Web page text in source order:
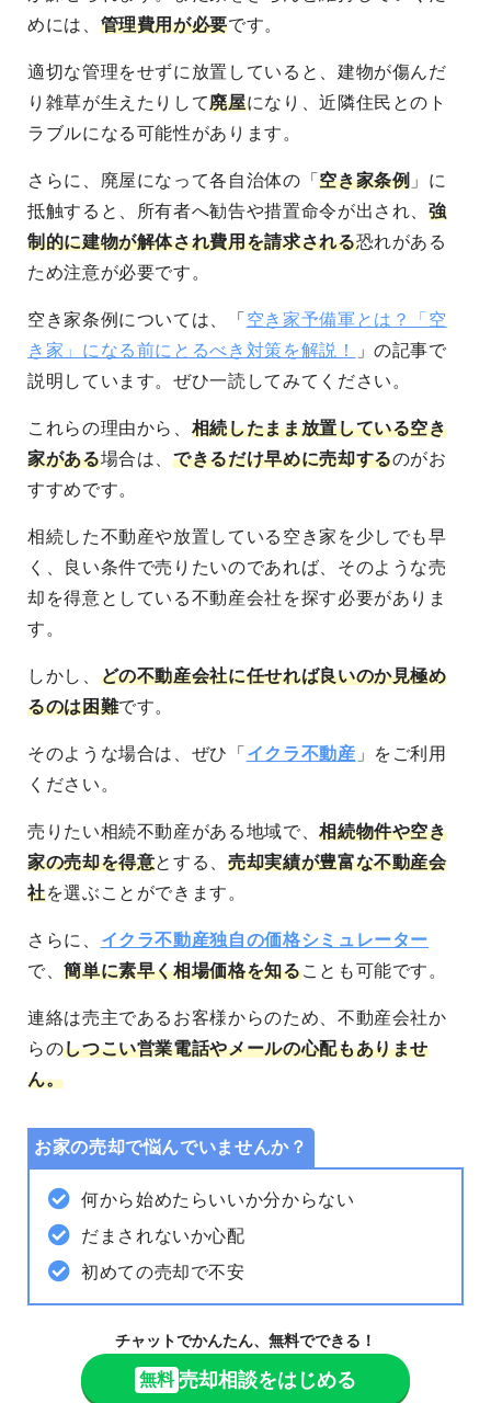
めには、 管理費用が必要です。
適切な管理をせずに放置していると、建物が傷んだ
り雑草が生えたりして廃屋になり、近隣住民とのト
ラブルになる可能性があります。
さらに、廃屋になって各自治体の「空き家条例 」に
抵触すると、
所有者へ勧告や措置命令が出され、強
制的に建物が解体され費用を請求される恐れがある
ため注意が必要です。
空き家条例については、「 空き家予備軍とは？「空
き家」になる前にとるべき対策を解説！
」の記事で
説明しています。ぜひ一読してみてください。
これらの理由から、 相続したまま放置している空き
家がある場合は、できるだけ早めに売却するのがお
すすめです。
相続した不動産や放置している空き家を少しでも早
く、良い条件で売りたいのであれば、そのような売
却を得意としている不動産会社を探す必要がありま
す。
しかし、 どの不動産会社に任せれば良いのか見極め
るのは困難です。
そのような場合は、ぜひ「 イクラ不動産 」をご利用
ください。
売りたい相続不動産がある地域で、相続物件や空き
家の売却を得意とする、売却実績が豊富な不動産会
社を選ぶことができます。
さらに、 イクラ不動産独自の価格シミュレーター
で、簡単に素早く相場価格を知ることも可能です。
連絡は売主であるお客様からのため、不動産会社か
らのしつこい営業電話やメールの心配もありませ
ん。
お家の売却で悩んでいませんか？
何から始めたらいいか分からない
だまされないか心配
初めての売却で不安
チャットでかんたん、無料でできる！
無料 売却相談をはじめる